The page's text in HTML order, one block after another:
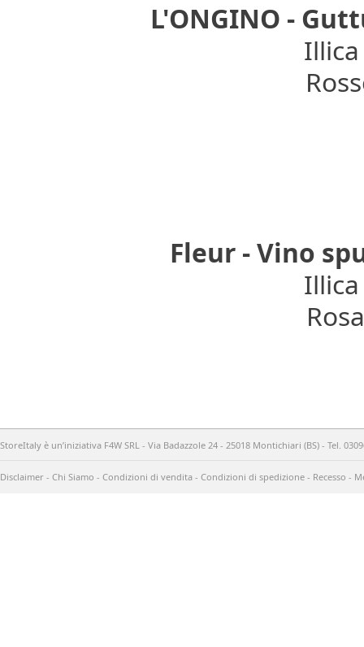
L'ONGINO -
Fleur - Vino
StoreItaly è un’iniziativa F4W SRL - Via Badazzole 24 - 25018 Montichiari (BS) - Tel.
Disclaimer - Chi Siamo - Condizioni di vendita - Condizioni di spedizione - Recesso -